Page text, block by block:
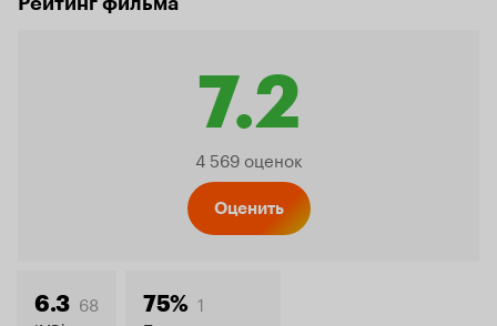
7.2
Рейтинг
4 569 оценок
Оценить
6.3 68 75% 1